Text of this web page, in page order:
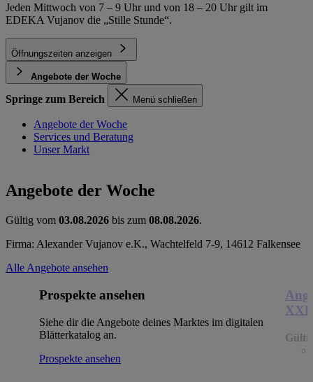
Jeden Mittwoch von 7 – 9 Uhr und von 18 – 20 Uhr gilt im
EDEKA Vujanov die „Stille Stunde“.
Öffnungszeiten anzeigen
Angebote der Woche
Springe zum Bereich Menü schließen
Angebote der Woche
Services und Beratung
Unser Markt
Angebote der Woche
Gültig vom 03.08.2026 bis zum 08.08.2026.
Firma: Alexander Vujanov e.K., Wachtelfeld 7-9, 14612 Falkensee
Alle Angebote ansehen
Prospekte ansehen
Siehe dir die Angebote deines Marktes im digitalen
Blätterkatalog an.
Prospekte ansehen
XXL